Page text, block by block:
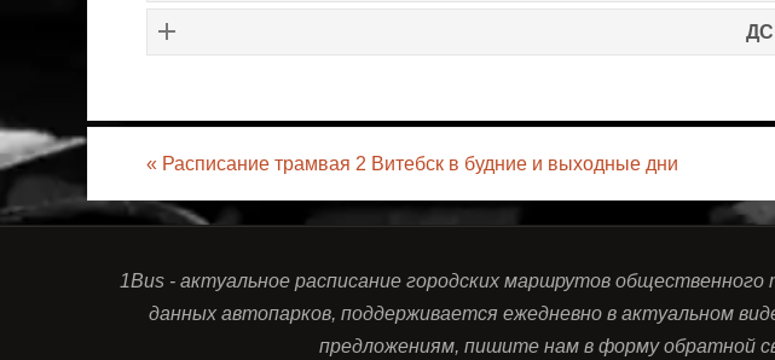
ДС
« Расписание трамвая 2 Витебск в будние и выходные дни
1Bus - актуальное расписание городских маршрутов
данных автопарков, поддерживается ежедневно в актуальном
предложениям, пишите нам в форму обратной